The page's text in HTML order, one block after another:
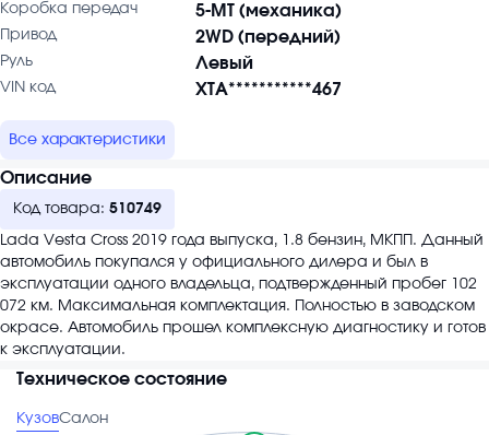
Коробка передач 5-MT (механика)
Привод 2WD (передний)
Руль Левый
VIN код XTA***********467
Все характеристики
Описание
Код товара: 510749
Lada Vesta Cross 2019 года выпуска, 1.8 бензин, МКПП. Данный
автомобиль покупался у официального дилера и был в
эксплуатации одного владельца, подтвержденный пробег 102
072 км. Максимальная комплектация. Полностью в заводском
окрасе. Автомобиль прошел комплексную диагностику и готов
к эксплуатации.
Техническое состояние
КузовСалон